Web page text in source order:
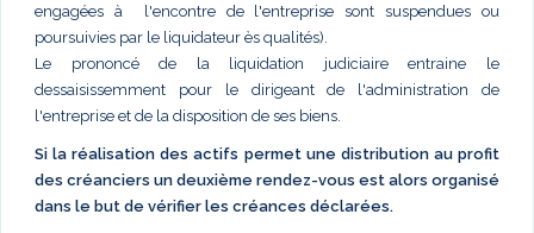
engagées à l'encontre de l'entreprise sont suspendues ou
poursuivies par le liquidateur ès qualités).
Le prononcé de la liquidation judiciaire entraine le
dessaisissemment pour le dirigeant de l'administration de
l'entreprise et de la disposition de ses biens.
Si la réalisation des actifs permet une distribution au profit
des créanciers un deuxième rendez-vous est alors organisé
dans le but de vérifier les créances déclarées.